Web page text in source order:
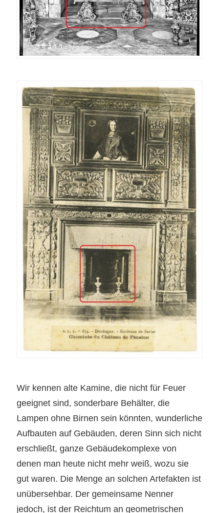
Wir kennen alte Kamine, die nicht für Feuer
geeignet sind, sonderbare Behälter, die
Lampen ohne Birnen sein könnten, wunderliche
Aufbauten auf Gebäuden, deren Sinn sich nicht
erschließt, ganze Gebäudekomplexe von
denen man heute nicht mehr weiß, wozu sie
gut waren. Die Menge an solchen Artefakten ist
unübersehbar. Der gemeinsame Nenner
jedoch, ist der Reichtum an geometrischen